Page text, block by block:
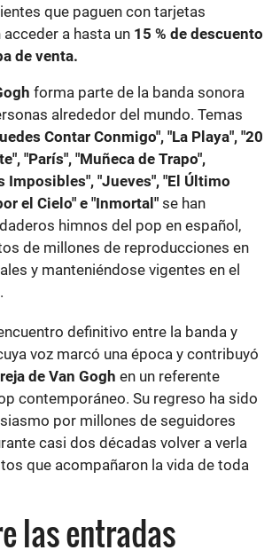
que paguen con tarjetas
acceder a hasta un 15 % de descuento
de venta.
forma parte de la banda sonora
alrededor del mundo. Temas
Contar Conmigo", "La Playa", "20
"París", "Muñeca de Trapo",
Imposibles", "Jueves", "El Último
el Cielo" e "Inmortal"se han
himnos del pop en español,
de millones de reproducciones en
y manteniéndose vigentes en el
definitivo entre la banda y
voz marcó una época y contribuyó
de Van Gogh en un referente
contemporáneo. Su regreso ha sido
por millones de seguidores
casi dos décadas volver a verla
que acompañaron la vida de toda
las entradas